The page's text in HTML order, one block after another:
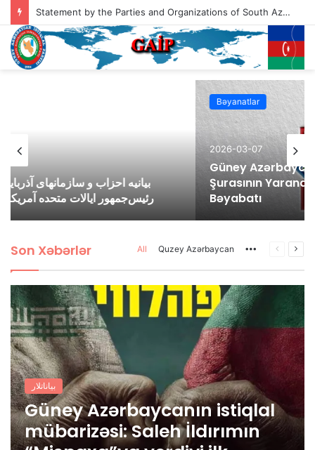
Statement by the Parties and Organizations of South Azerbaijan Addressed to the President of the United States of America, Mr. Donald Trump
Güney Azərbaycan Təşkilatları Əməkdaşlıq
Şurasının Yaranan Savaş Şərayiti İlə Bağlı
Bəyabatı
Son Xəbərlər All Quzey Azərbaycan More Previous
بیاناتلار
Güney Azərbaycanın istiqlal
mübarizəsi: Saleh İldırımın